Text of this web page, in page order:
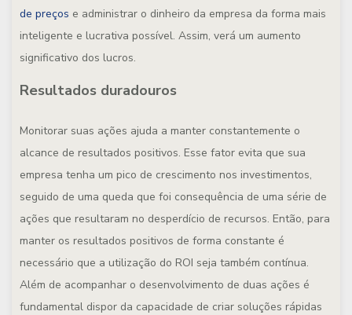
de preços e administrar o dinheiro da empresa da forma mais
inteligente e lucrativa possível. Assim, verá um aumento
significativo dos lucros.
Resultados duradouros
Monitorar suas ações ajuda a manter constantemente o
alcance de resultados positivos. Esse fator evita que sua
empresa tenha um pico de crescimento nos investimentos,
seguido de uma queda que foi consequência de uma série de
ações que resultaram no desperdício de recursos. Então, para
manter os resultados positivos de forma constante é
necessário que a utilização do ROI seja também contínua.
Além de acompanhar o desenvolvimento de duas ações é
fundamental dispor da capacidade de criar soluções rápidas